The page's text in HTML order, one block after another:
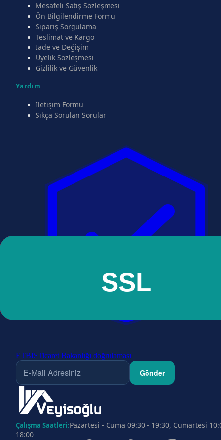
Mesafeli Satış Sözleşmesi
Ön Bilgilendirme Formu
Sipariş Sorgulama
Teslimat ve Kargo
İade ve Değişim
Üyelik Sözleşmesi
Gizlilik ve Güvenlik
Yardım
İletişim Formu
Sıkça Sorulan Sorular
ETBİSTicaret Bakanlığı doğrulaması
Gönder
Çalışma Saatleri:Pazartesi - Cuma 09:30 - 19:30, Cumartesi
18:00